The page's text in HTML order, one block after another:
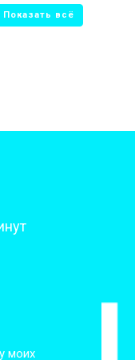
от 80 мин
от 80
моих